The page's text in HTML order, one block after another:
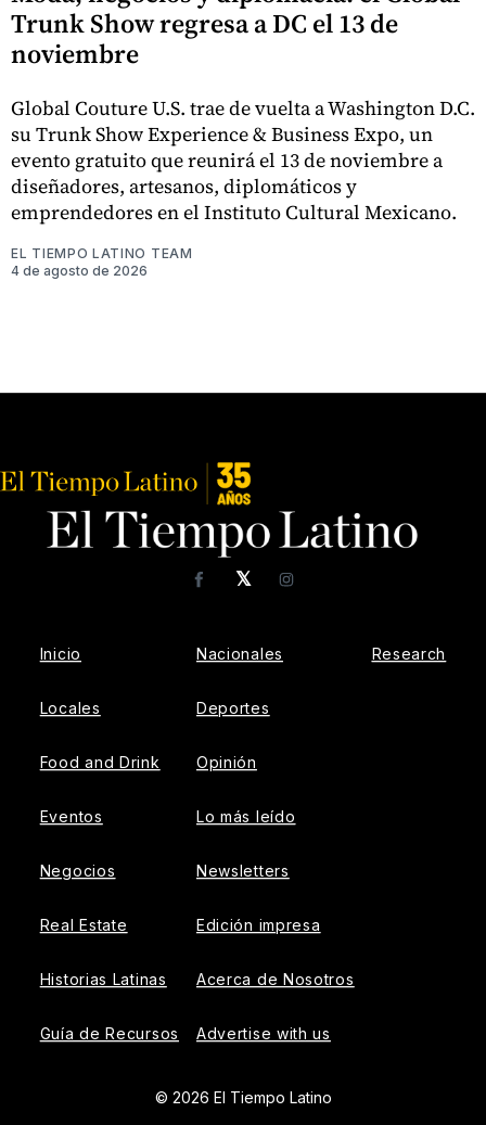
Trunk Show regresa a DC el 13 de
noviembre
Global Couture U.S. trae de vuelta a Washington D.C.
su Trunk Show Experience & Business Expo, un
evento gratuito que reunirá el 13 de noviembre a
diseñadores, artesanos, diplomáticos y
emprendedores en el Instituto Cultural Mexicano.
EL TIEMPO LATINO TEAM
4 de agosto de 2026
𝕏
FacebookInstagram
Inicio
Locales
Food and Drink
Eventos
Negocios
Real Estate
Historias Latinas
Guía de Recursos
Nacionales
Deportes
Opinión
Lo más leído
Newsletters
Edición impresa
Acerca de Nosotros
Advertise with us
Research
© 2026 El Tiempo Latino